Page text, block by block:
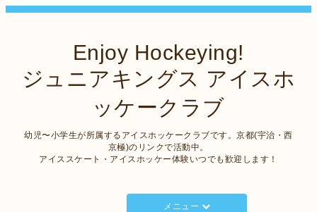
Enjoy Hockeying!
ジュニアキングス アイスホ
ッケークラブ
幼児〜小学生が所属するアイスホッケークラブです。京都(宇治・西
京極)のリンクで活動中。
アイススケート・アイスホッケー体験いつでも歓迎します！
メニュー